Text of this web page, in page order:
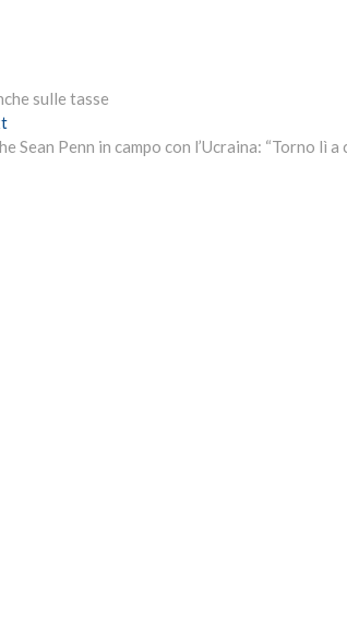
sulle tasse
Next
post:
Sean Penn in campo con l’Ucraina: “Torno lì